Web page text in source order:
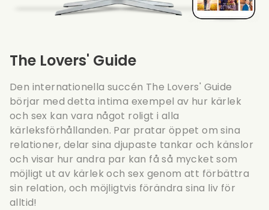
The Lovers' Guide
Den internationella succén The Lovers' Guide
börjar med detta intima exempel av hur kärlek
och sex kan vara något roligt i alla
kärleksförhållanden. Par pratar öppet om sina
relationer, delar sina djupaste tankar och känslor
och visar hur andra par kan få så mycket som
möjligt ut av kärlek och sex genom att förbättra
sin relation, och möjligtvis förändra sina liv för
alltid!